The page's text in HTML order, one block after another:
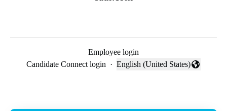
Employee login
Candidate Connect login ·
Change language
English (United States)